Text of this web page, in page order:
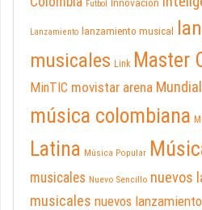
Futbol Innovación
Lanzamiento lanzamiento musical
musicales Link Master
MinTIC movistar arena
música colombiana
Latina Música Popular
musicales Nuevo Sencillo nuevos
musicales nuevos